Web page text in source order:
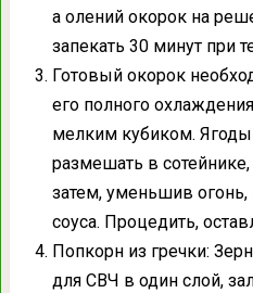
а олений окорок на
запекать 30 минут при
Готовый окорок
его полного
мелким кубиком. Ягоды
размешать в
затем, уменьшив
соуса. Процедить,
Попкорн из гречки:
для СВЧ в один слой,